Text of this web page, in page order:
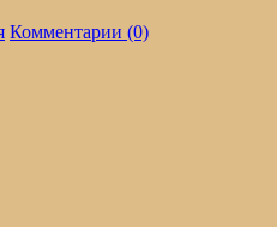
Комментарии (0)